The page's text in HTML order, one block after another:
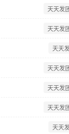
天天发
天天发
天天
天天发
天天发
天天发
天天